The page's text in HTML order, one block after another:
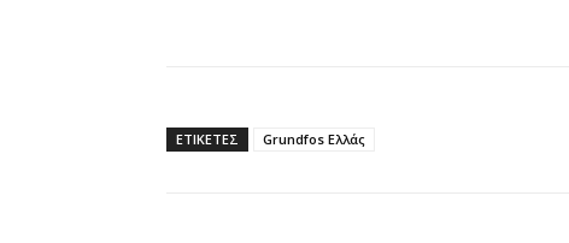
ΕΤΙΚΕΤΕΣ Grundfos Ελλάς